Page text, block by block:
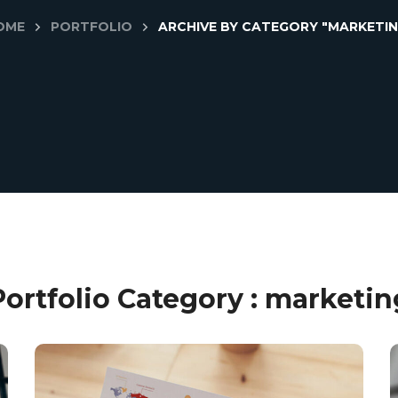
PORTFOLIO ARCHIVE BY CATEGORY
Category :